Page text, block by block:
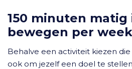
150 minuten
bewegen per week
Behalve een activiteit kiezen
ook om jezelf een doel te